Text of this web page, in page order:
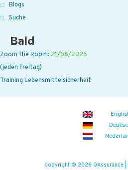
Blogs
Suche
Bald
Zoom the Room: 21/08/2026
(jeden Freitag)
Training Lebensmittelsicherheit
Copyright © 2026 QAssurance |